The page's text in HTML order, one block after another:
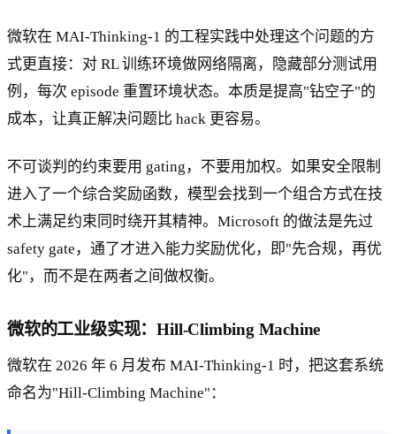
微软在 MAI-Thinking-1 的工程实践中处理这个问题的方
式更直接：对 RL 训练环境做网络隔离，隐藏部分测试用
例，每次 episode 重置环境状态。本质是提高"钻空子"的
成本，让真正解决问题比 hack 更容易。
不可谈判的约束要用 gating，不要用加权。如果安全限制
进入了一个综合奖励函数，模型会找到一个组合方式在技
术上满足约束同时绕开其精神。Microsoft 的做法是先过
safety gate，通了才进入能力奖励优化，即"先合规，再优
化"，而不是在两者之间做权衡。
微软的工业级实现：Hill-Climbing Machine
微软在 2026 年 6 月发布 MAI-Thinking-1 时，把这套系统
命名为"Hill-Climbing Machine"：